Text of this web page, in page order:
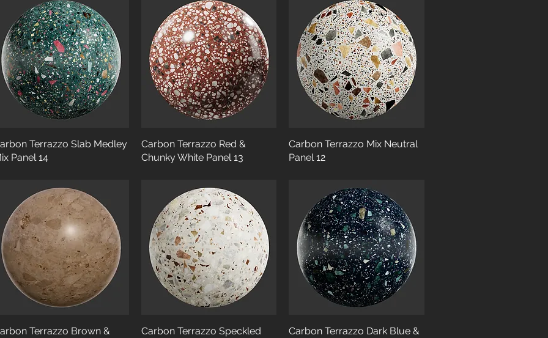
Terrazzo Slab Medley
Panel 14
Carbon Terrazzo Red &
Chunky White Panel 13
Carbon Terrazzo Mix Neutral
Panel 12
Terrazzo Brown &
Carbon Terrazzo Speckled
Carbon Terrazzo Dark Blue &